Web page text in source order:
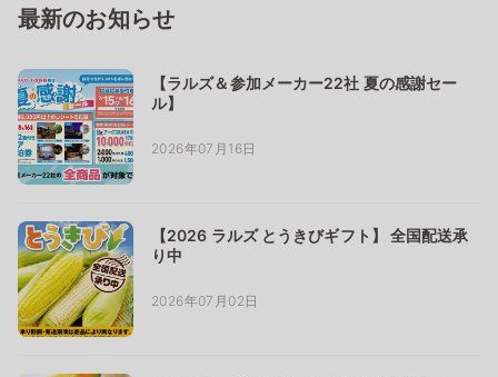
最新のお知らせ
【ラルズ＆参加メーカー22社 夏の感謝セー
ル】
2026年07月16日
【2026 ラルズ とうきびギフト】 全国配送承
り中
2026年07月02日